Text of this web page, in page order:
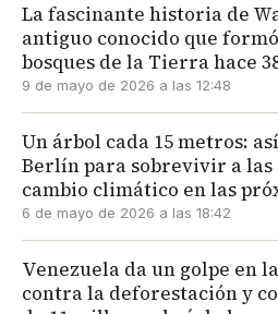
La fascinante historia de
antiguo conocido que
bosques de la Tierra hace
9 de mayo de 2026 a las 12:48
Un árbol cada 15 metros:
Berlín para sobrevivir a las
cambio climático en las
6 de mayo de 2026 a las 18:42
Venezuela da un golpe en
contra la deforestación y